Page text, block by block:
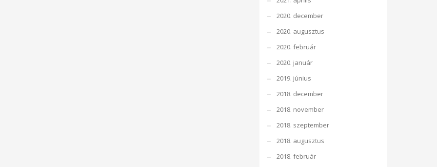
2020. december
2020. augusztus
2020. február
2020. január
2019. június
2018. december
2018. november
2018. szeptember
2018. augusztus
2018. február